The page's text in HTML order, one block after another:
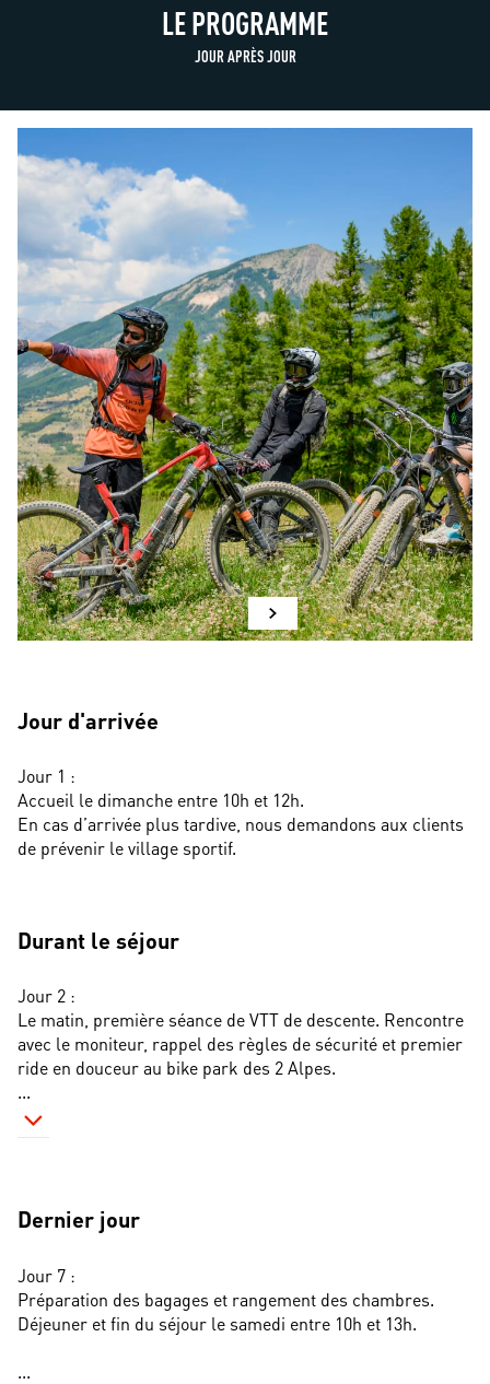
LE PROGRAMME
JOUR APRÈS JOUR
Jour d'arrivée
Jour 1 :
Accueil le dimanche entre 10h et 12h.
En cas d’arrivée plus tardive, nous demandons aux clients
de prévenir le village sportif.
Durant le séjour
Jour 2 :
Le matin, première séance de VTT de descente. Rencontre
avec le moniteur, rappel des règles de sécurité et premier
ride en douceur au bike park des 2 Alpes.
...
Dernier jour
Jour 7 :
Préparation des bagages et rangement des chambres.
Déjeuner et fin du séjour le samedi entre 10h et 13h.
...